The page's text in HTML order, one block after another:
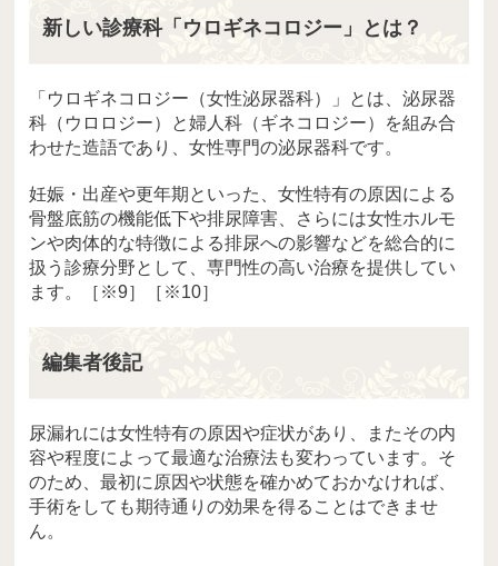
新しい診療科「ウロギネコロジー」とは？
「ウロギネコロジー（女性泌尿器科）」とは、泌尿器
科（ウロロジー）と婦人科（ギネコロジー）を組み合
わせた造語であり、女性専門の泌尿器科です。
妊娠・出産や更年期といった、女性特有の原因による
骨盤底筋の機能低下や排尿障害、さらには女性ホルモ
ンや肉体的な特徴による排尿への影響などを総合的に
扱う診療分野として、専門性の高い治療を提供してい
ます。［※9］［※10］
編集者後記
尿漏れには女性特有の原因や症状があり、またその内
容や程度によって最適な治療法も変わっています。そ
のため、最初に原因や状態を確かめておかなければ、
手術をしても期待通りの効果を得ることはできませ
ん。